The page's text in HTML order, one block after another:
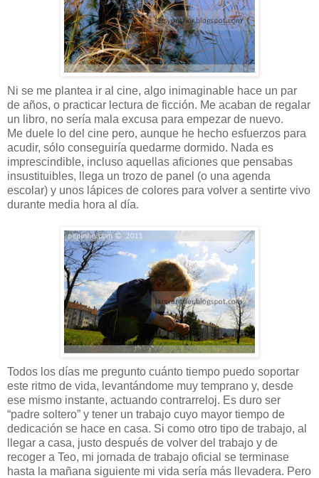
Ni se me plantea ir al cine, algo inimaginable hace un par
de años, o practicar lectura de ficción. Me acaban de regalar
un libro, no sería mala excusa para empezar de nuevo.
Me duele lo del cine pero, aunque he hecho esfuerzos para
acudir, sólo conseguiría quedarme dormido. Nada es
imprescindible, incluso aquellas aficiones que pensabas
insustituibles, llega un trozo de panel (o una agenda
escolar) y unos lápices de colores para volver a sentirte vivo
durante media hora al día.
Todos los días me pregunto cuánto tiempo puedo soportar
este ritmo de vida, levantándome muy temprano y, desde
ese mismo instante, actuando contrarreloj. Es duro ser
“padre soltero” y tener un trabajo cuyo mayor tiempo de
dedicación se hace en casa. Si como otro tipo de trabajo, al
llegar a casa, justo después de volver del trabajo y de
recoger a Teo, mi jornada de trabajo oficial se terminase
hasta la mañana siguiente mi vida sería más llevadera. Pero